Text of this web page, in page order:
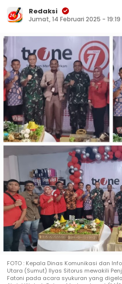
Redaksi
Jumat, 14 Februari 2025 - 19:19
FOTO : Kepala Dinas Komunikasi dan
Utara (Sumut) Ilyas Sitorus mewakili
Fatoni pada acara syukuran yang